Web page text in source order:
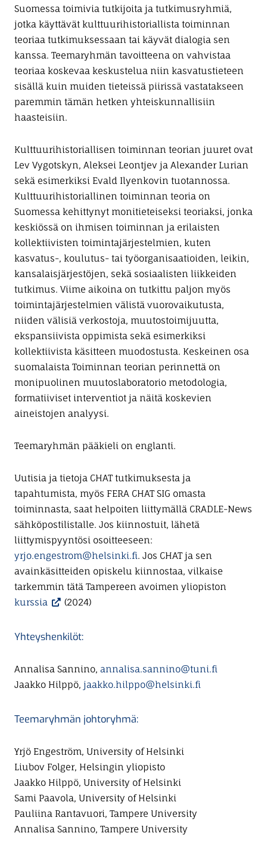
Suomessa toimivia tutkijoita ja tutkimusryhmiä,
jotka käyttävät kulttuurihistoriallista toiminnan
teoriaa tutkimuksessaan tai käyvät dialogia sen
kanssa. Teemaryhmän tavoitteena on vahvistaa
teoriaa koskevaa keskustelua niin kasvatustieteen
sisällä kuin muiden tieteissä piirissä vastatakseen
paremmin tämän hetken yhteiskunnallisiin
haasteisiin.
Kulttuurihistoriallisen toiminnan teorian juuret ovat
Lev Vygotskyn, Aleksei Leontjev ja Alexander Lurian
sekä esimerkiksi Evald Ilyenkovin tuotannossa.
Kulttuurihistoriallinen toiminnan teoria on
Suomessa kehittynyt monitieteiseksi teoriaksi, jonka
keskiössä on ihmisen toiminnan ja erilaisten
kollektiivisten toimintajärjestelmien, kuten
kasvatus-, koulutus- tai työorganisaatioiden, leikin,
kansalaisjärjestöjen, sekä sosiaalisten liikkeiden
tutkimus. Viime aikoina on tutkittu paljon myös
toimintajärjestelmien välistä vuorovaikutusta,
niiden välisiä verkostoja, muutostoimijuutta,
ekspansiivista oppimista sekä esimerkiksi
kollektiivista käsitteen muodostusta. Keskeinen osa
suomalaista Toiminnan teorian perinnettä on
monipuolinen muutoslaboratorio metodologia,
formatiiviset interventiot ja näitä koskevien
aineistojen analyysi.
Teemaryhmän pääkieli on englanti.
Uutisia ja tietoja CHAT tutkimuksesta ja
tapahtumista, myös FERA CHAT SIG omasta
toiminnasta, saat helpoiten liittymällä CRADLE-News
sähköpostilistalle. Jos kiinnostuit, lähetä
liittymispyyntösi osoitteeseen:
yrjo.engestrom@helsinki.fi. Jos CHAT ja sen
avainkäsitteiden opiskelu kiinnostaa, vilkaise
tarkemmin tätä Tampereen avoimen yliopiston
kurssia
(2024)
Yhteyshenkilöt:
Annalisa Sannino, annalisa.sannino@tuni.fi
Jaakko Hilppö, jaakko.hilppo@helsinki.fi
Teemaryhmän johtoryhmä:
Yrjö Engeström, University of Helsinki
Liubov Folger, Helsingin yliopisto
Jaakko Hilppö, University of Helsinki
Sami Paavola, University of Helsinki
Pauliina Rantavuori, Tampere University
Annalisa Sannino, Tampere University